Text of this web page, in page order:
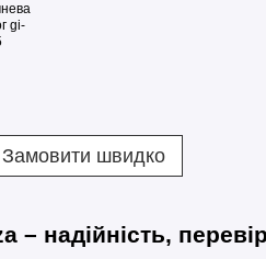
Замовити швидко
– надійність,